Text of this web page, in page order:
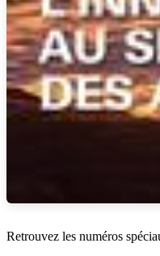
Retrouvez les numéros